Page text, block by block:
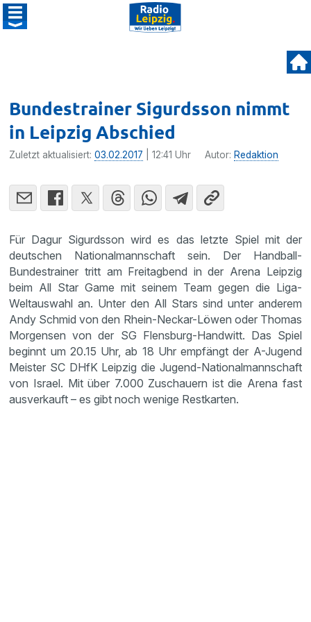
Bundestrainer Sigurdsson nimmt
in Leipzig Abschied
Zuletzt aktualisiert:03.02.2017 | 12:41 Uhr Autor: Redaktion
Für Dagur Sigurdsson wird es das letzte Spiel mit der
deutschen Natio­nal­mann­schaft sein. Der Handball-
Bundes­trainer tritt am Freitag­bend in der Arena Leipzig
beim All Star Game mit seinem Team gegen die Liga-
Weltaus­wahl an. Unter den All Stars sind unter anderem
Andy Schmid von den Rhein-Neckar-Löwen oder Thomas
Morgensen von der SG Flens­burg-Handwitt. Das Spiel
beginnt um 20.15 Uhr, ab 18 Uhr empfängt der A-Jugend
Meister SC DHfK Leipzig die Jugend-Natio­nal­mann­schaft
von Israel. Mit über 7.000 Zuschauern ist die Arena fast
ausver­kauft – es gibt noch wenige Restkarten.